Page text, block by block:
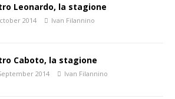
Leonardo, la stagione
2014 Ivan Filannino
Caboto, la stagione
2014 Ivan Filannino